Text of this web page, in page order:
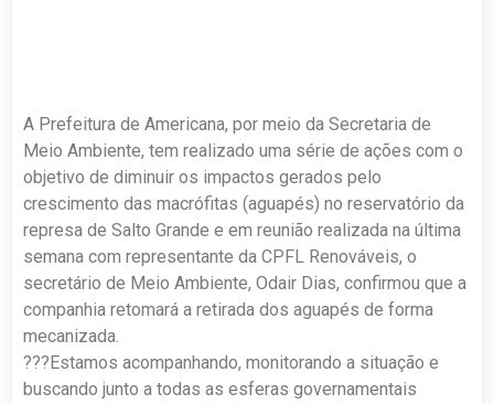
A Prefeitura de Americana, por meio da Secretaria de
Meio Ambiente, tem realizado uma série de ações com o
objetivo de diminuir os impactos gerados pelo
crescimento das macrófitas (aguapés) no reservatório da
represa de Salto Grande e em reunião realizada na última
semana com representante da CPFL Renováveis, o
secretário de Meio Ambiente, Odair Dias, confirmou que a
companhia retomará a retirada dos aguapés de forma
mecanizada.
???Estamos acompanhando, monitorando a situação e
buscando junto a todas as esferas governamentais